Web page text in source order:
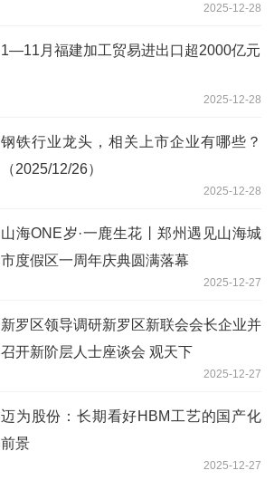
2025-12-28
1—11月福建加工贸易进出口超2000亿元
2025-12-28
钢铁行业龙头，相关上市企业有哪些？
（2025/12/26）
2025-12-28
山海ONE岁·一鹿生花丨郑州遇见山海城
市度假区一周年庆典圆满落幕
2025-12-27
新罗区领导调研新罗区新联会会长企业并
召开新阶层人士座谈会 观天下
2025-12-27
迈为股份：长期看好HBM工艺的国产化
前景
2025-12-27